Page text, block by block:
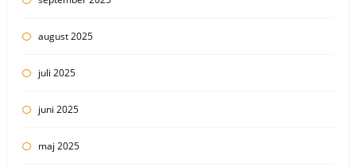
august 2025
juli 2025
juni 2025
maj 2025